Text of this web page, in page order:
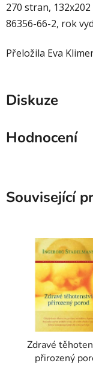
270 stran,
86356-66-2, rok
Přeložila Eva
Diskuze
Hodnocení
Související
Zdravé
přirozený